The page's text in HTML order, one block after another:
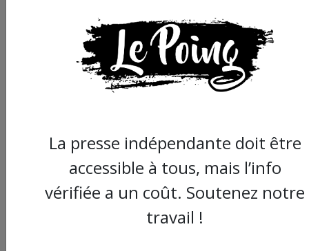
La presse indépendante doit être
accessible à tous, mais l’info
vérifiée a un coût. Soutenez notre
travail !